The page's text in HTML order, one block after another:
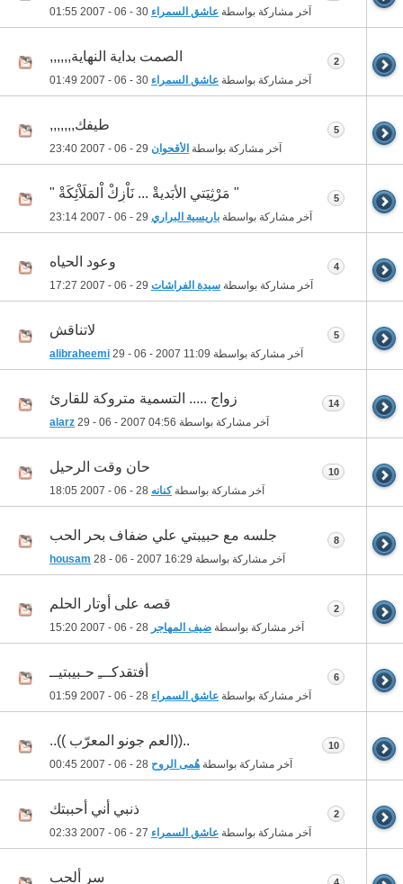
آخر مشاركة بواسطة عاشق السمراء 01:55
الصمت بداية النهاية,,,,,,
آخر مشاركة بواسطة عاشق السمراء 01:49
2
طيفك,,,,,,,
آخر مشاركة بواسطة الأقحوان 23:40
5
" مَرْثِيَتي الأبَديةْ ... نَاْزِكْ اْلمَلَاْئِكَةْ "
آخر مشاركة بواسطة باريسية البراري 23:14
5
وعود الحياه
آخر مشاركة بواسطة سيدة الفراشات 17:27
4
لاتناقش
آخر مشاركة بواسطة alibraheemi 29 - 06 - 2007 11:09
5
زواج ..... التسمية متروكة للقارئ
آخر مشاركة بواسطة alarz 29 - 06 - 2007 04:56
14
حان وقت الرحيل
آخر مشاركة بواسطةكنانه 18:05
10
جلسه مع حبيبتي علي ضفاف بحر الحب
آخر مشاركة بواسطة housam 28 - 06 - 2007 16:29
8
قصه على أوتار الحلم
آخر مشاركة بواسطة ضيف المهاجر 15:20
2
أفتقدكـــِ حـبيبتيــ
آخر مشاركة بواسطة عاشق السمراء 01:59
6
..((العم جونو المعرّب ))..
آخر مشاركة بواسطة هُمى الروح 00:45
10
ذنبي أني أحببتك
آخر مشاركة بواسطة عاشق السمراء 02:33
2
سر ألحب